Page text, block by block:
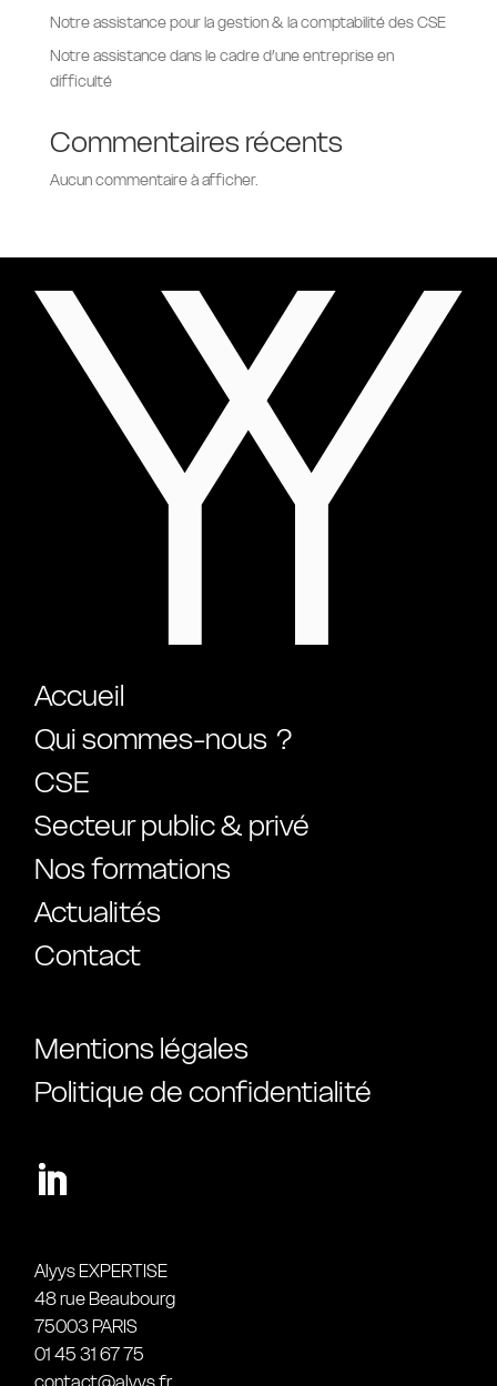
Notre assistance pour la gestion & la comptabilité des CSE
Notre assistance dans le cadre d’une entreprise en
difficulté
Commentaires récents
Aucun commentaire à afficher.
Accueil
Qui sommes-nous ?
CSE
Secteur public & privé
Nos formations
Actualités
Contact
Mentions légales
Politique de confidentialité
Alyys EXPERTISE
48 rue Beaubourg
75003 PARIS
01 45 31 67 75
contact@alyys.fr